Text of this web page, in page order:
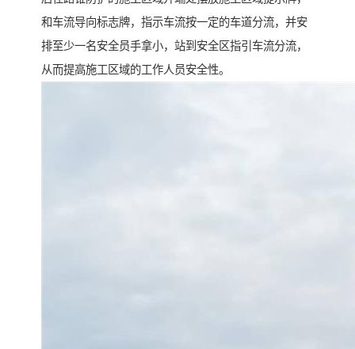
和车流导向标志牌，指示车流按一定的车道分流，并安
排至少一名安全员手拿小，站到安全区指引车流分流，
从而提高施工区域的工作人员安全性。